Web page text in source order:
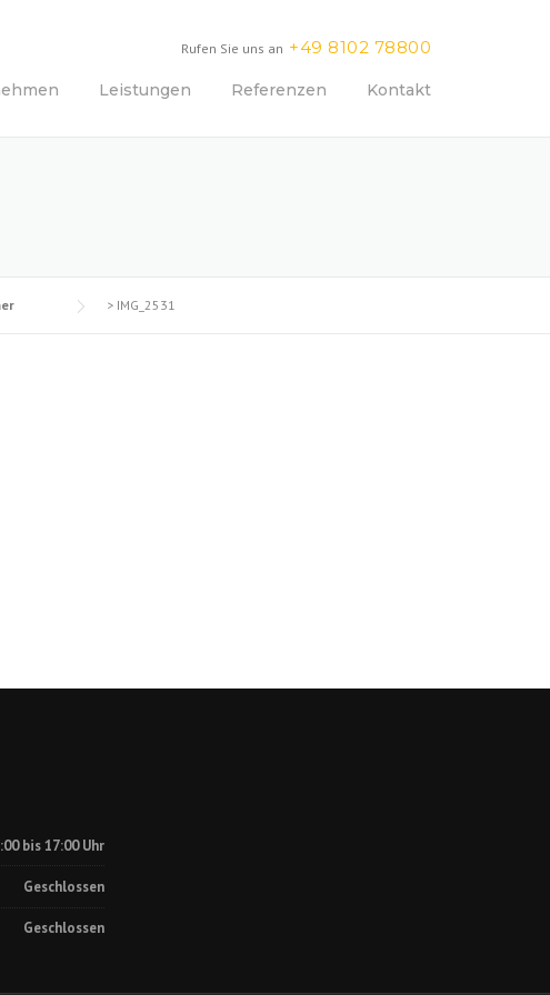
Rufen Sie uns an +49 8102 78800
Leistungen Referenzen Kontakt
> IMG_2531
bis 17:00 Uhr
Geschlossen
Geschlossen